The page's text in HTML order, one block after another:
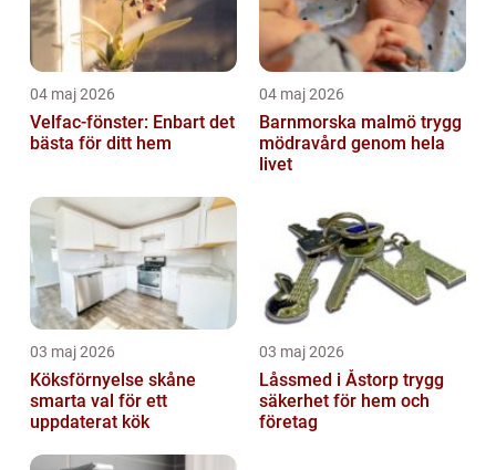
04 maj 2026
Velfac-fönster: Enbart det
bästa för ditt hem
04 maj 2026
Barnmorska malmö trygg
mödravård genom hela
livet
03 maj 2026
Köksförnyelse skåne
smarta val för ett
uppdaterat kök
03 maj 2026
Låssmed i Åstorp trygg
säkerhet för hem och
företag